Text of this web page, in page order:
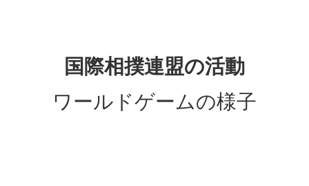
国際相撲連盟の活動
ワールドゲームの様子